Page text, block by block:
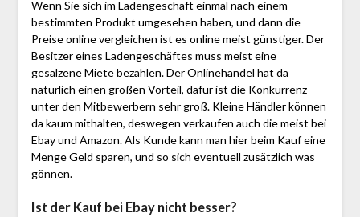
Wenn Sie sich im Ladengeschäft einmal nach einem
bestimmten Produkt umgesehen haben, und dann die
Preise online vergleichen ist es online meist günstiger. Der
Besitzer eines Ladengeschäftes muss meist eine
gesalzene Miete bezahlen. Der Onlinehandel hat da
natürlich einen großen Vorteil, dafür ist die Konkurrenz
unter den Mitbewerbern sehr groß. Kleine Händler können
da kaum mithalten, deswegen verkaufen auch die meist bei
Ebay und Amazon. Als Kunde kann man hier beim Kauf eine
Menge Geld sparen, und so sich eventuell zusätzlich was
gönnen.
Ist der Kauf bei Ebay nicht besser?